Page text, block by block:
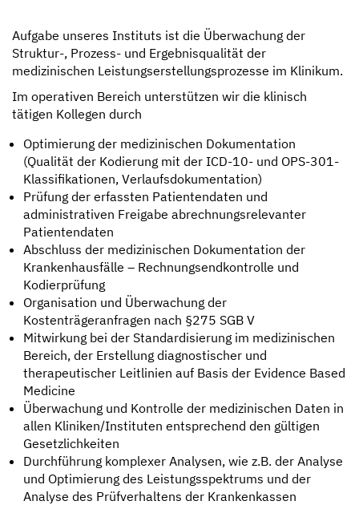
Aufgabe unseres Instituts ist die Überwachung der
Struktur-, Prozess- und Ergebnisqualität der
medizinischen Leistungserstellungsprozesse im Klinikum.
Im operativen Bereich unterstützen wir die klinisch
tätigen Kollegen durch
Optimierung der medizinischen Dokumentation
(Qualität der Kodierung mit der ICD-10- und OPS-301-
Klassifikationen, Verlaufsdokumentation)
Prüfung der erfassten Patientendaten und
administrativen Freigabe abrechnungsrelevanter
Patientendaten
Abschluss der medizinischen Dokumentation der
Krankenhausfälle – Rechnungsendkontrolle und
Kodierprüfung
Organisation und Überwachung der
Kostenträgeranfragen nach §275 SGB V
Mitwirkung bei der Standardisierung im medizinischen
Bereich, der Erstellung diagnostischer und
therapeutischer Leitlinien auf Basis der Evidence Based
Medicine
Überwachung und Kontrolle der medizinischen Daten in
allen Kliniken/Instituten entsprechend den gültigen
Gesetzlichkeiten
Durchführung komplexer Analysen, wie z.B. der Analyse
und Optimierung des Leistungsspektrums und der
Analyse des Prüfverhaltens der Krankenkassen